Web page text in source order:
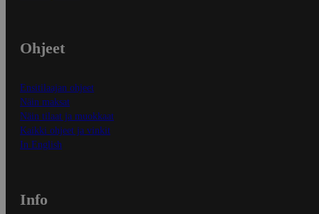
Ohjeet
Ensitilaajan ohjeet
Näin maksat
Näin tilaat ja muokkaat
Kaikki ohjeet ja vinkit
In English
Info